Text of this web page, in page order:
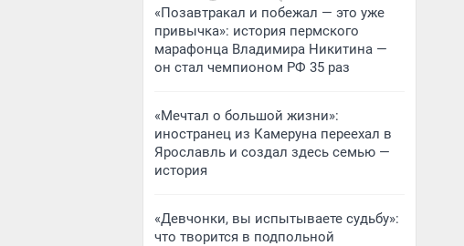
«Позавтракал и побежал — это уже
привычка»: история пермского
марафонца Владимира Никитина —
он стал чемпионом РФ 35 раз
«Мечтал о большой жизни»:
иностранец из Камеруна переехал в
Ярославль и создал здесь семью —
история
«Девчонки, вы испытываете судьбу»:
что творится в подпольной